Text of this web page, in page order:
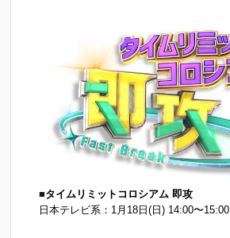
■タイムリミットコロシアム 即攻
日本テレビ系：1月18日(日) 14:00〜15:00